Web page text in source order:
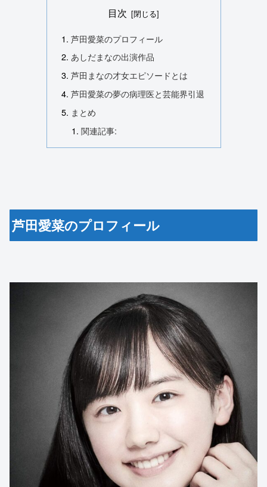
目次
芦田愛菜のプロフィール
あしだまなの出演作品
芦田まなの才女エピソードとは
芦田愛菜の夢の病理医と芸能界引退
まとめ
関連記事:
芦田愛菜のプロフィール